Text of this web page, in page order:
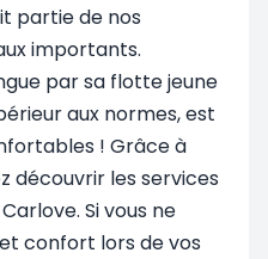
partie de nos
importants.
par sa flotte jeune
aux normes, est
! Grâce à
découvrir les services
Si vous ne
confort lors de vos